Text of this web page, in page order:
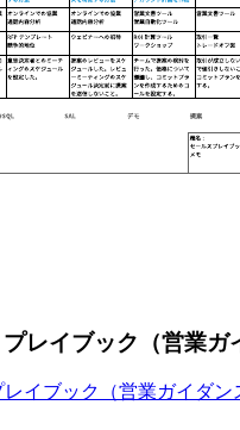
レイブック（営業ガ
イブック（営業ガイダン